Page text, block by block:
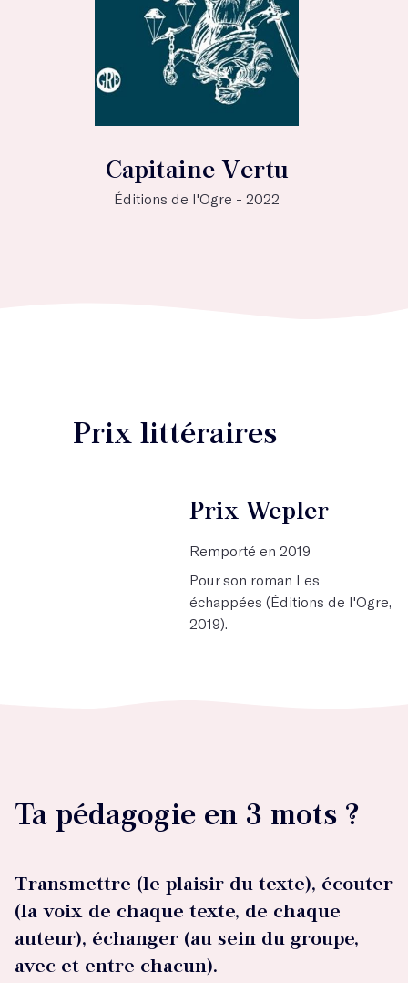
Capitaine Vertu
Éditions de l'Ogre - 2022
Prix littéraires
Prix Wepler
Remporté en 2019
Pour son roman Les
échappées (Éditions de l'Ogre,
2019).
Ta pédagogie en 3 mots ?
Transmettre (le plaisir du texte), écouter
(la voix de chaque texte, de chaque
auteur), échanger (au sein du groupe,
avec et entre chacun).